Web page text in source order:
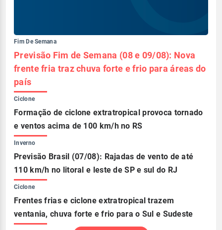
Fim De Semana
Previsão Fim de Semana (08 e 09/08): Nova
frente fria traz chuva forte e frio para áreas do
país
Ciclone
Formação de ciclone extratropical provoca tornado
e ventos acima de 100 km/h no RS
Inverno
Previsão Brasil (07/08): Rajadas de vento de até
110 km/h no litoral e leste de SP e sul do RJ
Ciclone
Frentes frias e ciclone extratropical trazem
ventania, chuva forte e frio para o Sul e Sudeste